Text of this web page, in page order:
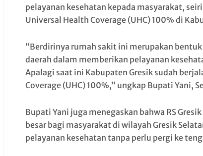
pelayanan kesehatan kepada masyarakat,
Universal Health Coverage (UHC) 100% di
“Berdirinya rumah sakit ini merupakan
daerah dalam memberikan pelayanan
Apalagi saat ini Kabupaten Gresik sudah
Coverage (UHC) 100%,” ungkap Bupati Yani,
Bupati Yani juga menegaskan bahwa RS
besar bagi masyarakat di wilayah Gresik
pelayanan kesehatan tanpa perlu pergi ke